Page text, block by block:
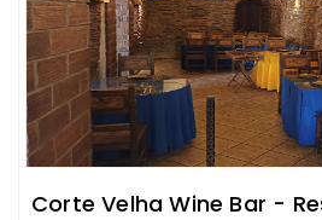
Corte Velha Wine Bar -